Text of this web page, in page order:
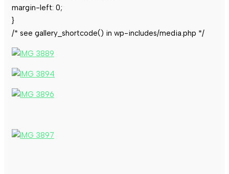
margin-left: 0;
}
/* see gallery_shortcode() in wp-includes/media.php */